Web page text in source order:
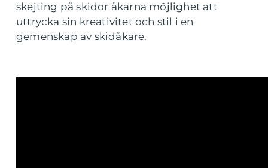
skejting på skidor åkarna möjlighet att
uttrycka sin kreativitet och stil i en
gemenskap av skidåkare.